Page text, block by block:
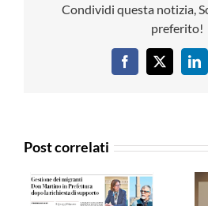
Condividi questa notizia,
preferito!
Facebook
X
Post correlati